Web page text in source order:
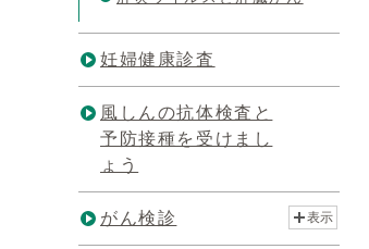
妊婦健康診査
風しんの抗体検査と
予防接種を受けまし
ょう
がん検診 表示